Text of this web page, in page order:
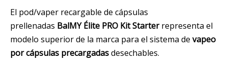
El pod/vaper recargable de cápsulas
prellenadas BalMY Élite PRO Kit Starterrepresenta el
modelo superior de la marca para el sistema de vapeo
por cápsulas precargadasdesechables.